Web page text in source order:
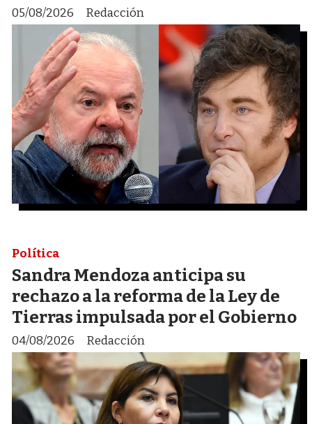
Redacción
05/08/2026
Sandra Mendoza anticipa su
rechazo a la reforma de la Ley de
Tierras impulsada por el Gobierno
Redacción
Política
04/08/2026